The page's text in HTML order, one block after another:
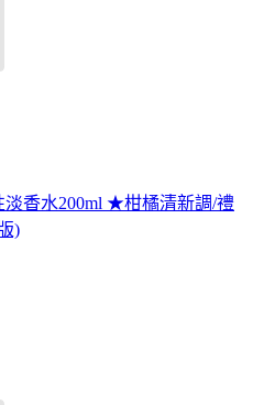
淡香水200ml ★柑橘清新調/禮
)